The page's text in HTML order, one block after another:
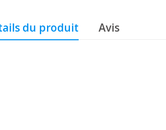
du produit Avis